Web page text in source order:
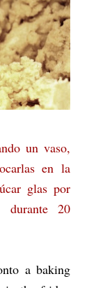
un vaso,
en la
glas por
20
a baking